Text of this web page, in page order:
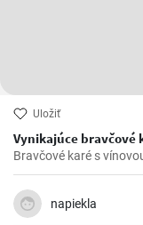
Uložiť
Vynikajúce bravčové
Bravčové karé s
napiekla